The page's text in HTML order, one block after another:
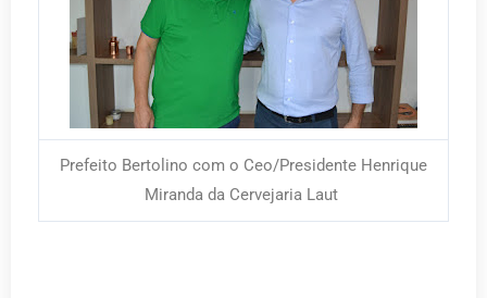
Prefeito Bertolino com o Ceo/Presidente Henrique
Miranda da Cervejaria Laut